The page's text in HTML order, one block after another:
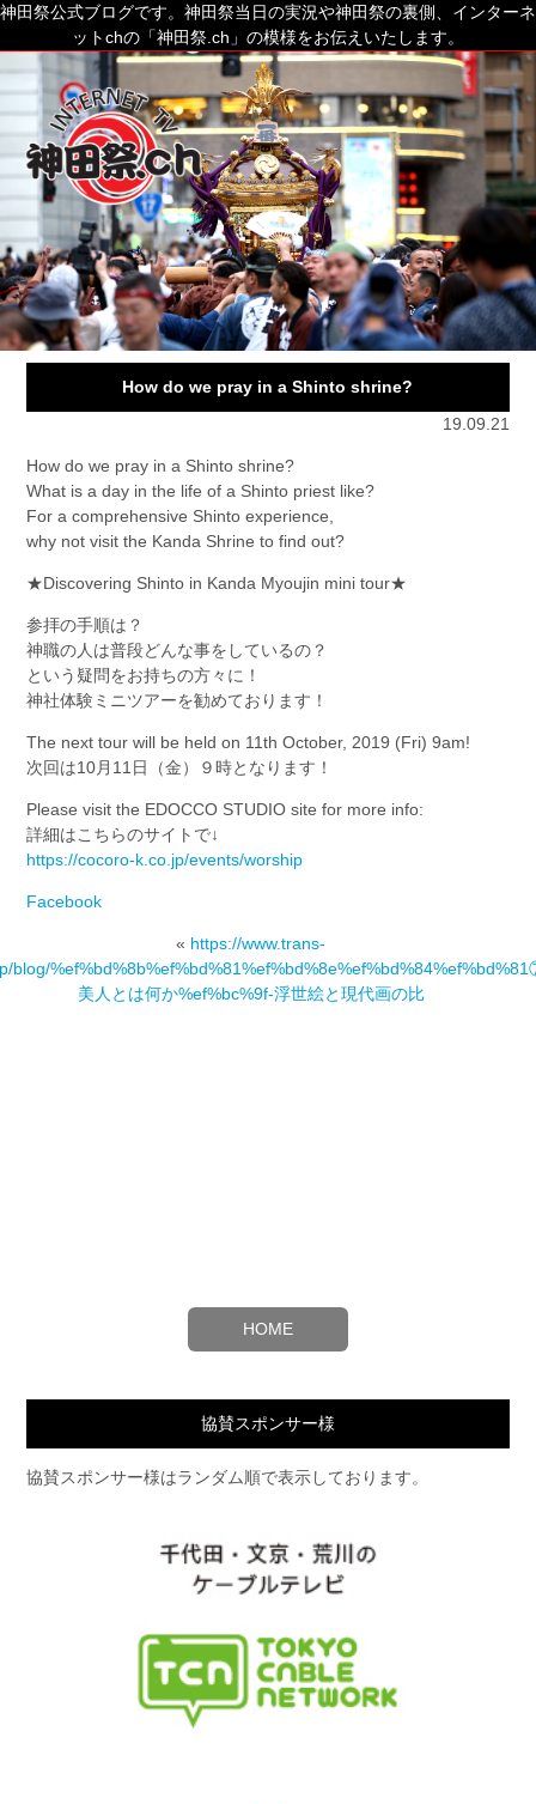
神田祭公式ブログです。神田祭当日の実況や神田祭の裏側、インターネ
ットchの「神田祭.ch」の模様をお伝えいたします。
How do we pray in a Shinto shrine?
19.09.21
How do we pray in a Shinto shrine?
What is a day in the life of a Shinto priest like?
For a comprehensive Shinto experience,
why not visit the Kanda Shrine to find out?
★Discovering Shinto in Kanda Myoujin mini tour★
参拝の手順は？
神職の人は普段どんな事をしているの？
という疑問をお持ちの方々に！
神社体験ミニツアーを勧めております！
The next tour will be held on 11th October, 2019 (Fri) 9am!
次回は10月11日（金）９時となります！
Please visit the EDOCCO STUDIO site for more info:
詳細はこちらのサイトで↓
https://cocoro-k.co.jp/events/worship
Facebook
« https://www.trans-
blog/
美人とは何か%ef%bc%9f-浮世絵と現代画の比
HOME
協賛スポンサー様
協賛スポンサー様はランダム順で表示しております。